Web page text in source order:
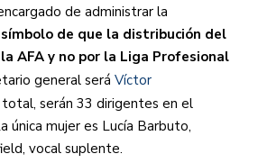
de administrar la
de que la distribución del
AFA y no por la Liga Profesional
general será Víctor
total, serán 33 dirigentes en el
única mujer es Lucía Barbuto,
vocal suplente.